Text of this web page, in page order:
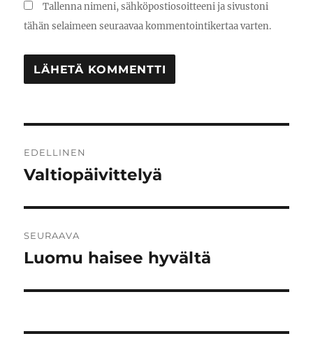
Tallenna nimeni, sähköpostiosoitteeni ja sivustoni
tähän selaimeen seuraavaa kommentointikertaa varten.
selaus
EDELLINEN
Edellinen
Valtiopäivittelyä
SEURAAVA
Seuraava
Luomu haisee hyvältä